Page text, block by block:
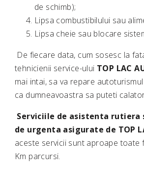
de schimb);
Lipsa combustibilului sau
Lipsa cheie sau blocare
De fiecare data, cum sosesc la
tehnicienii service-ului TOP LAC
mai intai, sa va repare
ca dumneavoastra sa puteti
Serviciile de asistenta rutiera
de urgenta asigurate de TOP
aceste servicii sunt aproape toate
Km parcursi.